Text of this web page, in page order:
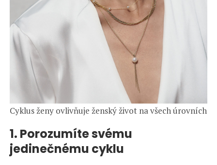
Cyklus ženy ovlivňuje ženský život na všech úrovních
1. Porozumíte svému
jedinečnému cyklu